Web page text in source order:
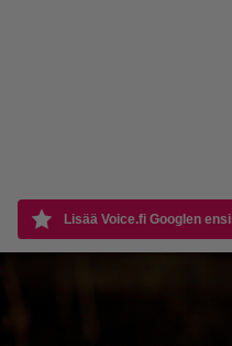
Lisää Voice.fi Googlen